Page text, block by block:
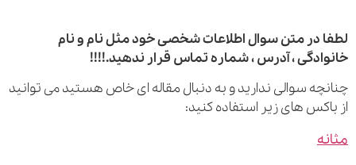
در متن سوال اطلاعات شخصی خود مثل نام و نام
، آدرس ، شماره تماس قرار ندهید.!!!!
سوالی ندارید و به دنبال مقاله ای خاص هستید می توانید
های زیر استفاده کنید: